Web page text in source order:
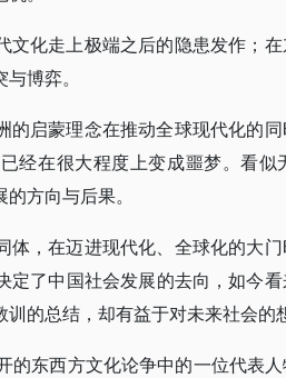
文化走上极端之后的隐患发作；
博弈。
的启蒙理念在推动全球现代化的
经在很大程度上变成噩梦。看似
方向与后果。
体，在迈进现代化、全球化的大
定了中国社会发展的去向，如今
的总结，却有益于对未来社会的
的东西方文化论争中的一位代表